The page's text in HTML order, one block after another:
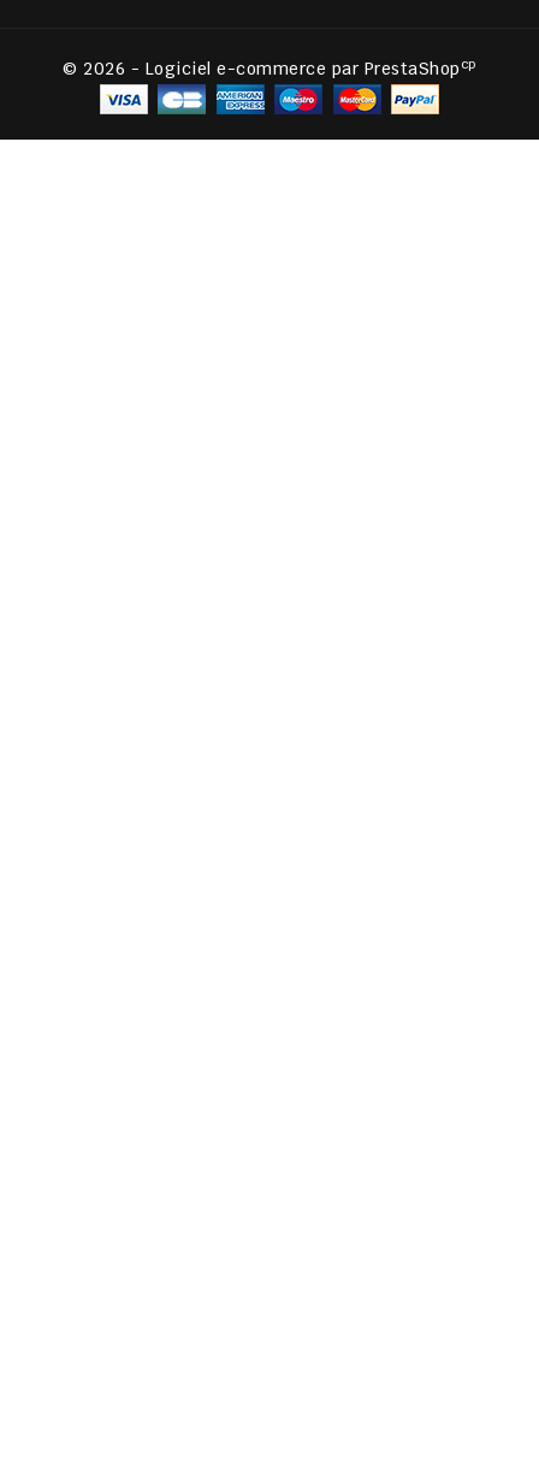
© 2026 - Logiciel e-commerce par PrestaShop cp